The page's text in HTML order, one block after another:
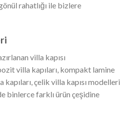
rahatlığı ile bizlere
villa kapısı
villa kapıları, kompakt lamine
çelik villa kapısı modelleri
binlerce farklı ürün çeşidine